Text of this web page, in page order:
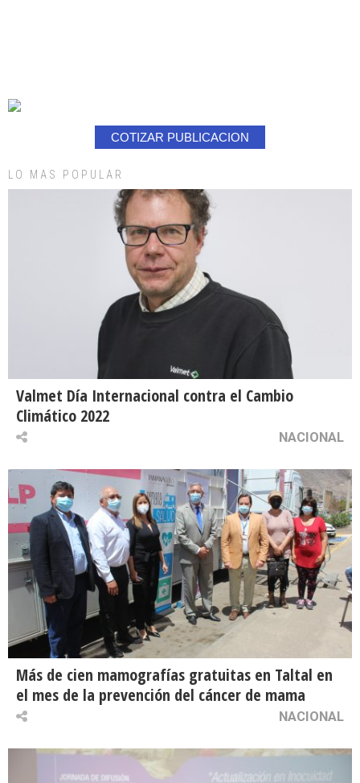
COTIZAR PUBLICACION
LO MAS POPULAR
Valmet Día Internacional contra el Cambio
Climático 2022
NACIONAL
Más de cien mamografías gratuitas en Taltal en
el mes de la prevención del cáncer de mama
NACIONAL